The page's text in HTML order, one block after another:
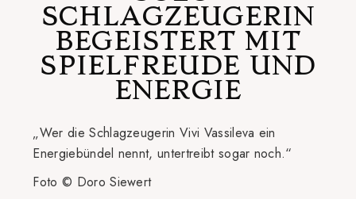
SCHLAGZEUGERIN
BEGEISTERT MIT
SPIELFREUDE UND
ENERGIE
„Wer die Schlagzeugerin Vivi Vassileva ein
Energiebündel nennt, untertreibt sogar noch.“
Foto © Doro Siewert